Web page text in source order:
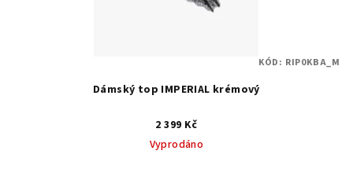
Dámský top IMPERIAL krémový
2 399 Kč
Vyprodáno
KÓD: RIP0KBA_M